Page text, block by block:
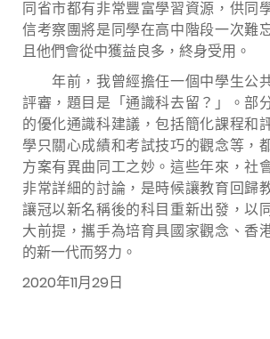
同省市都有非常豐富學習資源，供同
信考察團將是同學在高中階段一次難
且他們會從中獲益良多，終身受用。
年前，我曾經擔任一個中學生公
評審，題目是「通識科去留？」。部
的優化通識科建議，包括簡化課程和
學只關心成績和考試技巧的觀念等，
方案有異曲同工之妙。這些年來，社
非常詳細的討論，是時候讓教育回歸
讓冠以新名稱後的科目重新出發，以
大前提，攜手為培育具國家觀念、香
的新一代而努力。
2020年11月29日